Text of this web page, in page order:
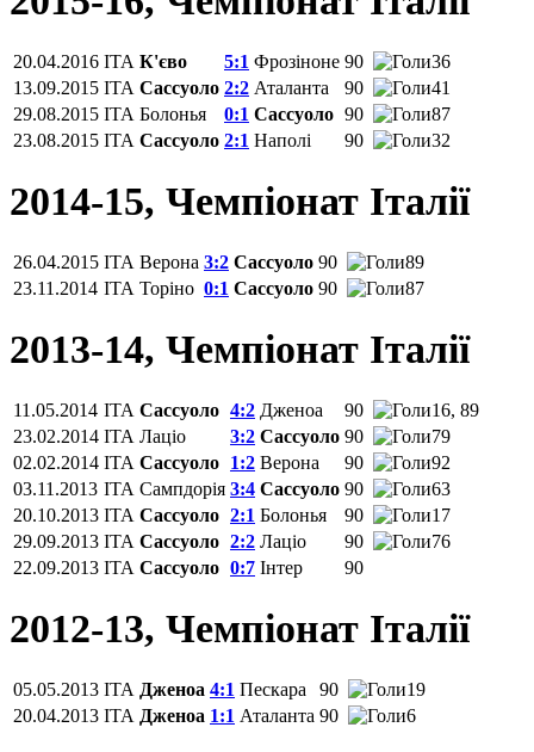
20.04.2016 ITA К'єво 5:1 Фрозіноне 90
36
13.09.2015 ITA Сассуоло 2:2 Аталанта 90
41
29.08.2015 ITA Болонья 0:1 Сассуоло 90
87
23.08.2015 ITA Сассуоло 2:1 Наполі 90 32
2014-15, Чемпіонат Італії
26.04.2015 ITA Верона 3:2 Сассуоло 90
89
23.11.2014 ITA Торіно 0:1 Сассуоло 90 87
2013-14, Чемпіонат Італії
11.05.2014 ITA Сассуоло 4:2 Дженоа 90
16, 89
23.02.2014 ITA Лаціо 3:2 Сассуоло 90
79
02.02.2014 ITA Сассуоло 1:2 Верона 90
92
03.11.2013 ITA Сампдорія 3:4 Сассуоло 90
63
20.10.2013 ITA Сассуоло 2:1 Болонья 90
17
29.09.2013 ITA Сассуоло 2:2 Лаціо 90
76
22.09.2013 ITA Сассуоло 0:7 Інтер 90
2012-13, Чемпіонат Італії
05.05.2013 ITA Дженоа 4:1 Пескара 90
19
20.04.2013 ITA Дженоа 1:1 Аталанта 90 6